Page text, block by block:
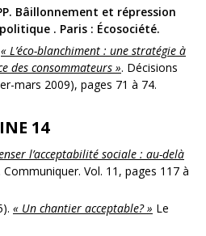
Bâillonnement et répression
. Paris : Écosociété.
« L’éco-blanchiment : une stratégie à
des consommateurs ». Décisions
mars 2009), pages 71 à 74.
14
l’acceptabilité sociale : au-delà
. Communiquer. Vol. 11, pages 117 à
« Un chantier acceptable? » Le